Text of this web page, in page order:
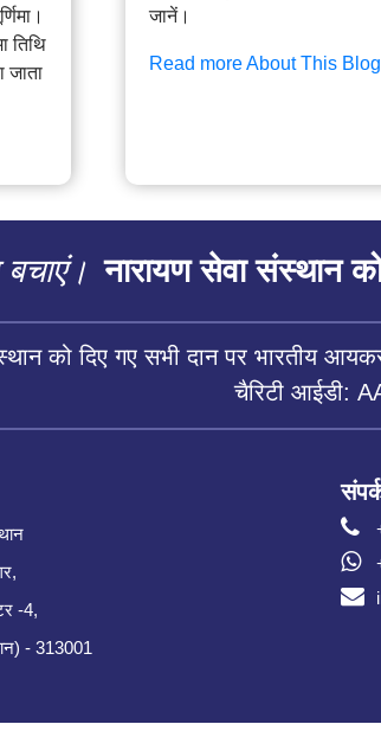
तिथि
जाता
जानें।
Read more About This
नारायण सेवा संस्थान
को दिए गए सभी दान पर भारतीय
चैरिटी आईडी:
-4,
- 313001